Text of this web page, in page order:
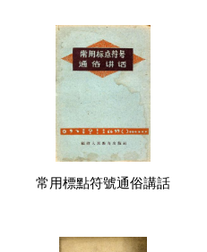
常用標點符號通俗講話